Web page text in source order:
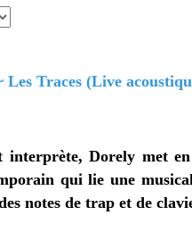
interprète, Dorely met en
qui lie une
notes de trap et de